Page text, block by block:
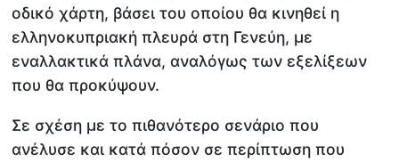
οδικό χάρτη, βάσει του οποίου θα κινηθεί η
ελληνοκυπριακή πλευρά στη Γενεύη, με
εναλλακτικά πλάνα, αναλόγως των εξελίξεων
που θα προκύψουν.
Σε σχέση με το πιθανότερο σενάριο που
ανέλυσε και κατά πόσον σε περίπτωση που